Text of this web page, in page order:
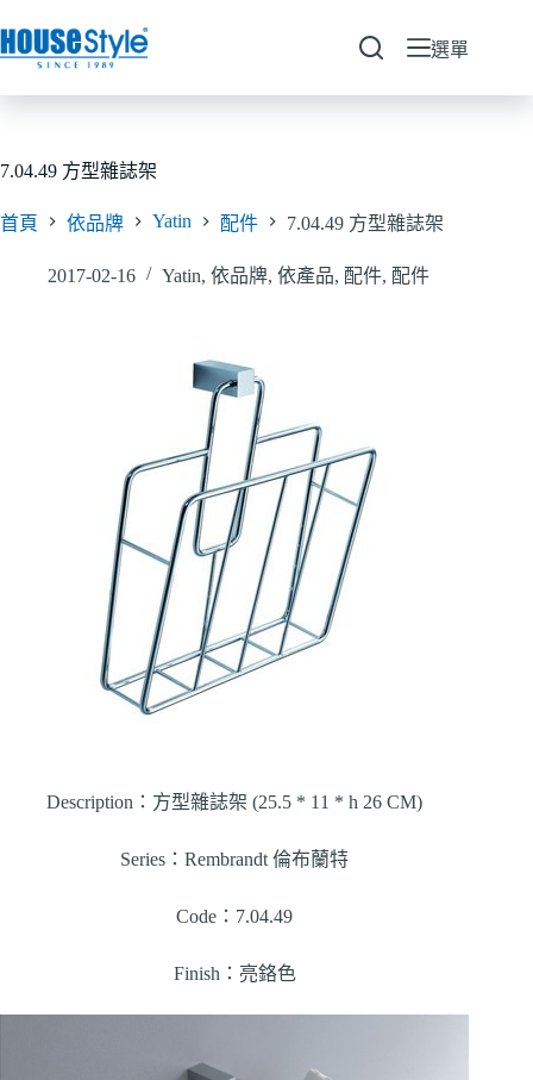
至
要
選單
7.04.49 方型雜誌架
首頁 依品牌 Yatin 配件 7.04.49 方型雜誌架
2017-02-16 Yatin, 依品牌, 依產品, 配件, 配件
Description：方型雜誌架 (25.5 * 11 * h 26 CM)
Series：Rembrandt 倫布蘭特
Code：7.04.49
Finish：亮鉻色